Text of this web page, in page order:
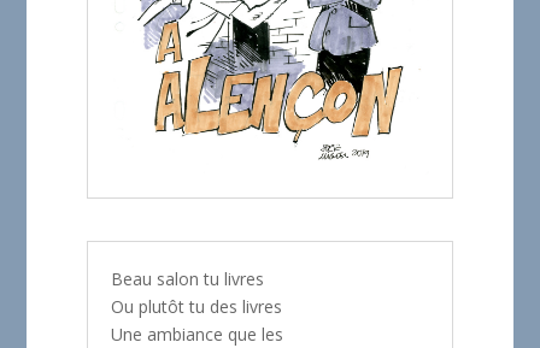
Beau salon tu livres
Ou plutôt tu des livres
Une ambiance que les